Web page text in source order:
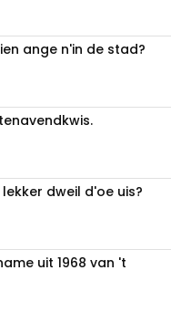
ange n'in de stad?
dweil d'oe uis?
uit 1968 van 't